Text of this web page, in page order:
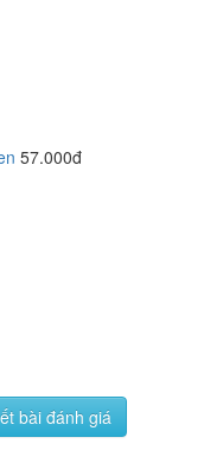
57.000đ
bài đánh giá